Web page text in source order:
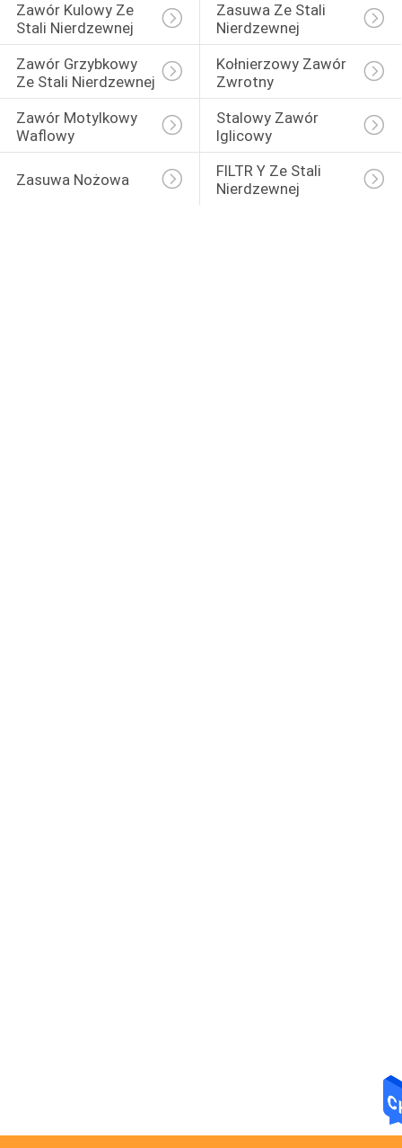
Zawór Kulowy Ze
Stali Nierdzewnej
Zasuwa Ze Stali
Nierdzewnej
Zawór Grzybkowy
Ze Stali Nierdzewnej
Kołnierzowy Zawór
Zwrotny
Zawór Motylkowy
Waflowy
Stalowy Zawór
Iglicowy
Zasuwa Nożowa
FILTR Y Ze Stali
Nierdzewnej